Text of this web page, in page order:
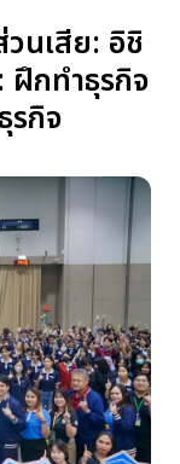
นเสีย: อิชิ
กทำธุรกิจ
รกิจ